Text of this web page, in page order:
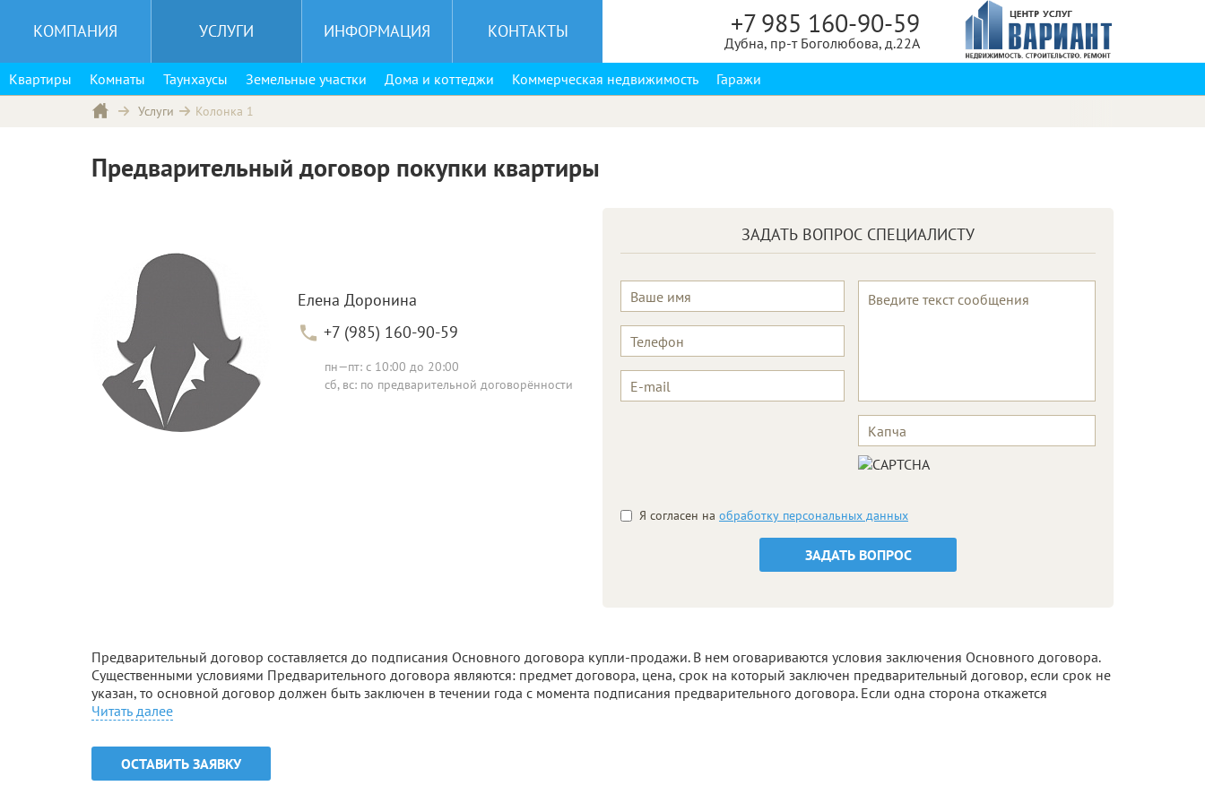
+7 985 160-90-59
Дубна, пр-т Боголюбова, д.22А
КОМПАНИЯ УСЛУГИ ИНФОРМАЦИЯ КОНТАКТЫ
Квартиры Комнаты Таунхаусы Земельные участки Дома и коттеджи Коммерческая недвижимость Гаражи
Услуги Колонка 1
Предварительный договор покупки квартиры
Елена Доронина
+7 (985) 160-90-59
пн—пт: с 10:00 до 20:00
сб, вс: по предварительной договорённости
ЗАДАТЬ ВОПРОС СПЕЦИАЛИСТУ
Я согласен на обработку персональных данных
ЗАДАТЬ ВОПРОС
Предварительный договор составляется до подписания Основного договора купли-продажи. В нем оговариваются условия заключения Основного договора.
Существенными условиями Предварительного договора являются: предмет договора, цена, срок на который заключен предварительный договор, если срок не
указан, то основной договор должен быть заключен в течении года с момента подписания предварительного договора. Если одна сторона откажется
заключать основной договор, то другая сторона вправе обратиться в суд с требованием о понуждении заключить основной договор, а также с требованием
Читать далее
ОСТАВИТЬ ЗАЯВКУ